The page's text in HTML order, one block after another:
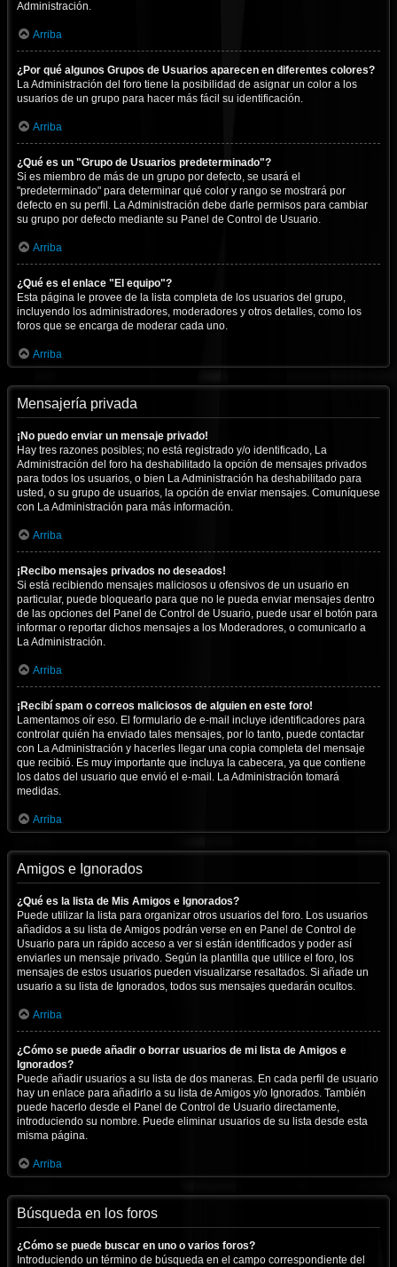
Administración.
Arriba
¿Por qué algunos Grupos de Usuarios aparecen en diferentes colores?
La Administración del foro tiene la posibilidad de asignar un color a los
usuarios de un grupo para hacer más fácil su identificación.
Arriba
¿Qué es un "Grupo de Usuarios predeterminado"?
Si es miembro de más de un grupo por defecto, se usará el
"predeterminado" para determinar qué color y rango se mostrará por
defecto en su perfil. La Administración debe darle permisos para cambiar
su grupo por defecto mediante su Panel de Control de Usuario.
Arriba
¿Qué es el enlace "El equipo"?
Esta página le provee de la lista completa de los usuarios del grupo,
incluyendo los administradores, moderadores y otros detalles, como los
foros que se encarga de moderar cada uno.
Arriba
Mensajería privada
¡No puedo enviar un mensaje privado!
Hay tres razones posibles; no está registrado y/o identificado, La
Administración del foro ha deshabilitado la opción de mensajes privados
para todos los usuarios, o bien La Administración ha deshabilitado para
usted, o su grupo de usuarios, la opción de enviar mensajes. Comuníquese
con La Administración para más información.
Arriba
¡Recibo mensajes privados no deseados!
Si está recibiendo mensajes maliciosos u ofensivos de un usuario en
particular, puede bloquearlo para que no le pueda enviar mensajes dentro
de las opciones del Panel de Control de Usuario, puede usar el botón para
informar o reportar dichos mensajes a los Moderadores, o comunicarlo a
La Administración.
Arriba
¡Recibí spam o correos maliciosos de alguien en este foro!
Lamentamos oír eso. El formulario de e-mail incluye identificadores para
controlar quién ha enviado tales mensajes, por lo tanto, puede contactar
con La Administración y hacerles llegar una copia completa del mensaje
que recibió. Es muy importante que incluya la cabecera, ya que contiene
los datos del usuario que envió el e-mail. La Administración tomará
medidas.
Arriba
Amigos e Ignorados
¿Qué es la lista de Mis Amigos e Ignorados?
Puede utilizar la lista para organizar otros usuarios del foro. Los usuarios
añadidos a su lista de Amigos podrán verse en en Panel de Control de
Usuario para un rápido acceso a ver si están identificados y poder así
enviarles un mensaje privado. Según la plantilla que utilice el foro, los
mensajes de estos usuarios pueden visualizarse resaltados. Si añade un
usuario a su lista de Ignorados, todos sus mensajes quedarán ocultos.
Arriba
¿Cómo se puede añadir o borrar usuarios de mi lista de Amigos e
Ignorados?
Puede añadir usuarios a su lista de dos maneras. En cada perfil de usuario
hay un enlace para añadirlo a su lista de Amigos y/o Ignorados. También
puede hacerlo desde el Panel de Control de Usuario directamente,
introduciendo su nombre. Puede eliminar usuarios de su lista desde esta
misma página.
Arriba
Búsqueda en los foros
¿Cómo se puede buscar en uno o varios foros?
Introduciendo un término de búsqueda en el campo correspondiente del